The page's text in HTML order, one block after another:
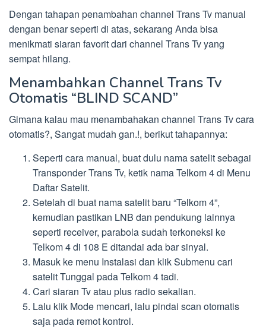
Dengan tahapan penambahan channel Trans Tv manual
dengan benar seperti di atas, sekarang Anda bisa
menikmati siaran favorit dari channel Trans Tv yang
sempat hilang.
Menambahkan Channel Trans Tv
Otomatis “BLIND SCAND”
Gimana kalau mau menambahakan channel Trans Tv cara
otomatis?, Sangat mudah gan.!, berikut tahapannya:
Seperti cara manual, buat dulu nama satelit sebagai
Transponder Trans Tv, ketik nama Telkom 4 di Menu
Daftar Satelit.
Setelah di buat nama satelit baru “Telkom 4”,
kemudian pastikan LNB dan pendukung lainnya
seperti receiver, parabola sudah terkoneksi ke
Telkom 4 di 108 E ditandai ada bar sinyal.
Masuk ke menu Instalasi dan klik Submenu cari
satelit Tunggal pada Telkom 4 tadi.
Cari siaran Tv atau plus radio sekalian.
Lalu klik Mode mencari, lalu pindai scan otomatis
saja pada remot kontrol.